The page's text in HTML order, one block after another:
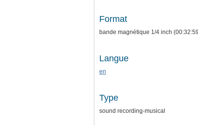
Format
bande magnétique 1/4 inch
Langue
en
Type
sound recording-musical